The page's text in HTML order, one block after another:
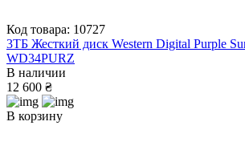
Код товара: 10727
3ТБ Жесткий диск Western Digital Purple
WD34PURZ
В наличии
12 600 ₴
В корзину